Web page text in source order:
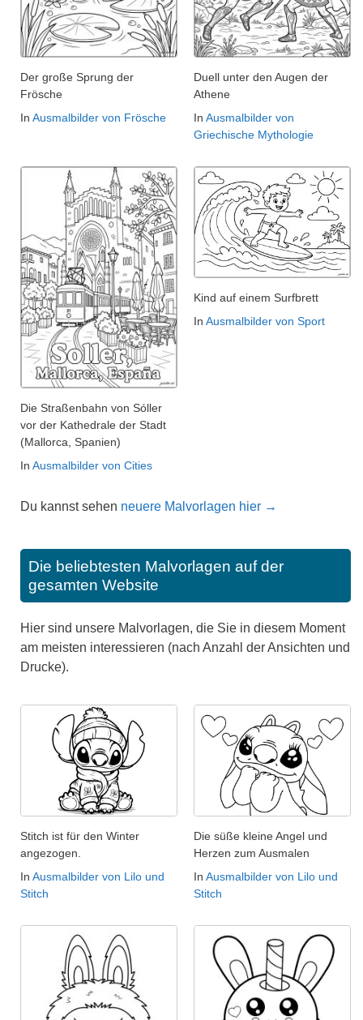
Der große Sprung der
Frösche
In Ausmalbilder von Frösche
Duell unter den Augen der
Athene
In Ausmalbilder von
Griechische Mythologie
Die Straßenbahn von Sóller
vor der Kathedrale der Stadt
(Mallorca, Spanien)
In Ausmalbilder von Cities
Kind auf einem Surfbrett
In Ausmalbilder von Sport
Du kannst sehen neuere Malvorlagen hier →
Die beliebtesten Malvorlagen auf der
gesamten Website
Hier sind unsere Malvorlagen, die Sie in diesem Moment
am meisten interessieren (nach Anzahl der Ansichten und
Drucke).
Stitch ist für den Winter
angezogen.
In Ausmalbilder von Lilo und
Stitch
Die süße kleine Angel und
Herzen zum Ausmalen
In Ausmalbilder von Lilo und
Stitch